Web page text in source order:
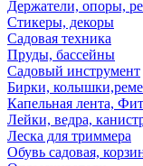
Держатели, опоры,
Стикеры, декоры
Садовая техника
Пруды, бассейны
Садовый инструмент
Бирки,
Капельная лента,
Лейки, ведра,
Леска для триммера
Обувь садовая,